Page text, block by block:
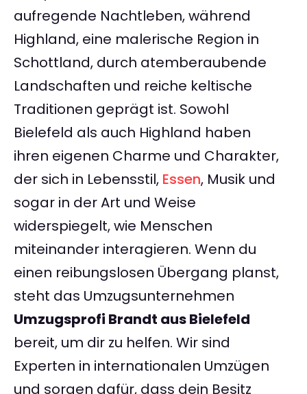
aufregende Nachtleben, während
Highland, eine malerische Region in
Schottland, durch atemberaubende
Landschaften und reiche keltische
Traditionen geprägt ist. Sowohl
Bielefeld als auch Highland haben
ihren eigenen Charme und Charakter,
der sich in Lebensstil, Essen, Musik und
sogar in der Art und Weise
widerspiegelt, wie Menschen
miteinander interagieren. Wenn du
einen reibungslosen Übergang planst,
steht das Umzugsunternehmen
Umzugsprofi Brandt aus Bielefeld
bereit, um dir zu helfen. Wir sind
Experten in internationalen Umzügen
und sorgen dafür, dass dein Besitz